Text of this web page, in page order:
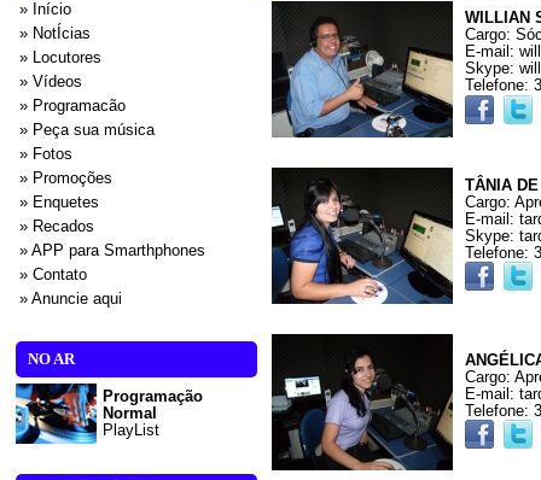
» Início
» NotÍcias
» Locutores
» Vídeos
» Programacão
» Peça sua música
» Fotos
» Promoções
» Enquetes
» Recados
» APP para Smarthphones
» Contato
» Anuncie aqui
NO AR
Programação
Normal
PlayList
WILLIAN
Cargo:
E-mail:
Skype:
Telefone:
TÂNIA
Cargo:
E-mail:
Skype:
Telefone:
Cargo:
E-mail:
Telefone: